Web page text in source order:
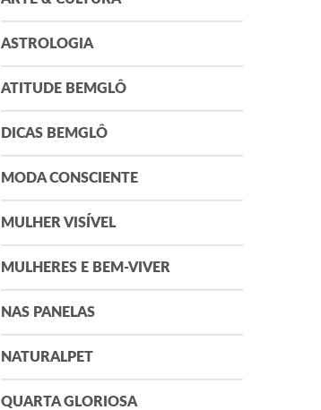
ASTROLOGIA
ATITUDE BEMGLÔ
DICAS BEMGLÔ
MODA CONSCIENTE
MULHER VISÍVEL
MULHERES E BEM-VIVER
NAS PANELAS
NATURALPET
QUARTA GLORIOSA